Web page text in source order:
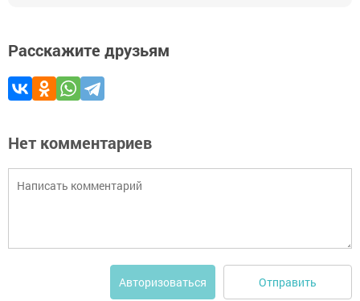
Расскажите друзьям
Нет комментариев
Авторизоваться Отправить